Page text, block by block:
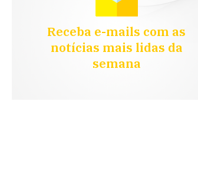
Receba e-mails com as
notícias mais lidas da
semana